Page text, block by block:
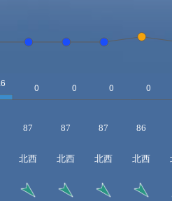
87 87 87 86
北西 北西 北西 北西